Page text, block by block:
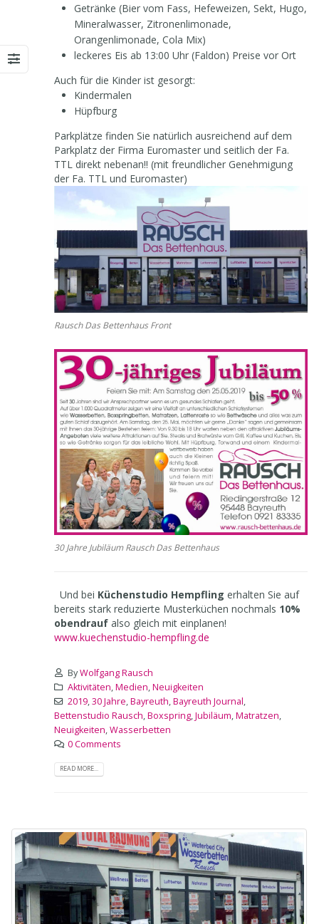
Getränke (Bier vom Fass, Hefeweizen, Sekt, Hugo,
Mineralwasser, Zitronenlimonade,
Orangenlimonade, Cola Mix)
leckeres Eis ab 13:00 Uhr (Faldon) Preise vor Ort
Auch für die Kinder ist gesorgt:
Kindermalen
Hüpfburg
Parkplätze finden Sie natürlich ausreichend auf dem
Parkplatz der Firma Euromaster und seitlich der Fa.
TTL direkt nebenan!! (mit freundlicher Genehmigung
der Fa. TTL und Euromaster)
Rausch Das Bettenhaus Front
30 Jahre Jubiläum Rausch Das Bettenhaus
Und bei Küchenstudio Hempfling erhalten Sie auf
bereits stark reduzierte Musterküchen nochmals 10%
obendrauf also gleich mit einplanen!
www.kuechenstudio-hempfling.de
ByWolfgang Rausch
Aktivitäten,Medien,Neuigkeiten
2019,30 Jahre,Bayreuth,Bayreuth Journal,
Bettenstudio Rausch,Boxspring,Jubiläum,Matratzen,
Neuigkeiten,Wasserbetten
0 Comments
READ MORE...